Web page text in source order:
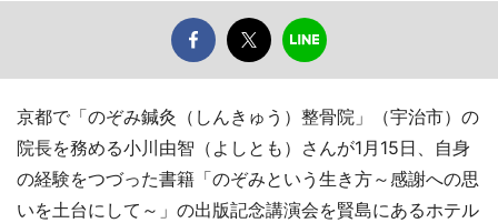
京都で「のぞみ鍼灸（しんきゅう）整骨院」（宇治市）の
院長を務める小川由智（よしとも）さんが1月15日、自身
の経験をつづった書籍「のぞみという生き方～感謝への思
いを土台にして～」の出版記念講演会を賢島にあるホテル